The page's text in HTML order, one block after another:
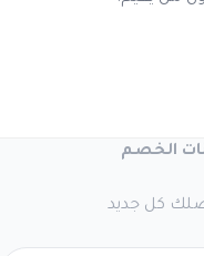
الخصم
كل جديد